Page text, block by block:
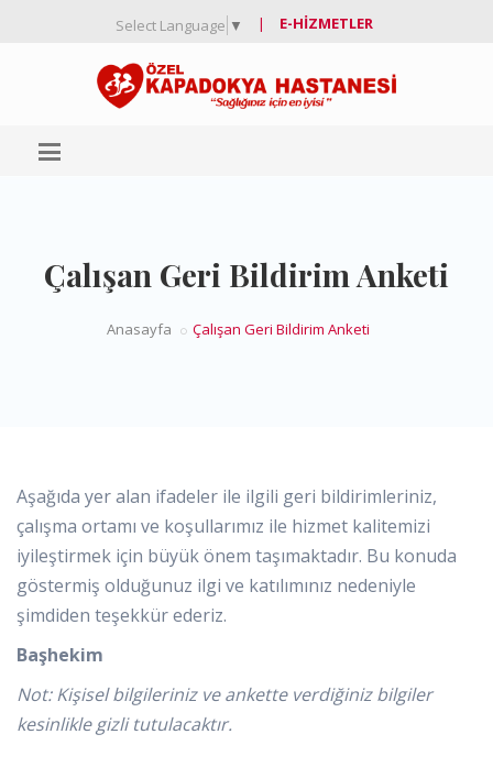
Select Language ▼ | E-HIZMETLER
Çalışan Geri Bildirim Anketi
Anasayfa Çalışan Geri Bildirim Anketi
Aşağıda yer alan ifadeler ile ilgili geri bildirimleriniz,
çalışma ortamı ve koşullarımız ile hizmet kalitemizi
iyileştirmek için büyük önem taşımaktadır. Bu konuda
göstermiş olduğunuz ilgi ve katılımınız nedeniyle
şimdiden teşekkür ederiz.
Başhekim
Not: Kişisel bilgileriniz ve ankette verdiğiniz bilgiler
kesinlikle gizli tutulacaktır.